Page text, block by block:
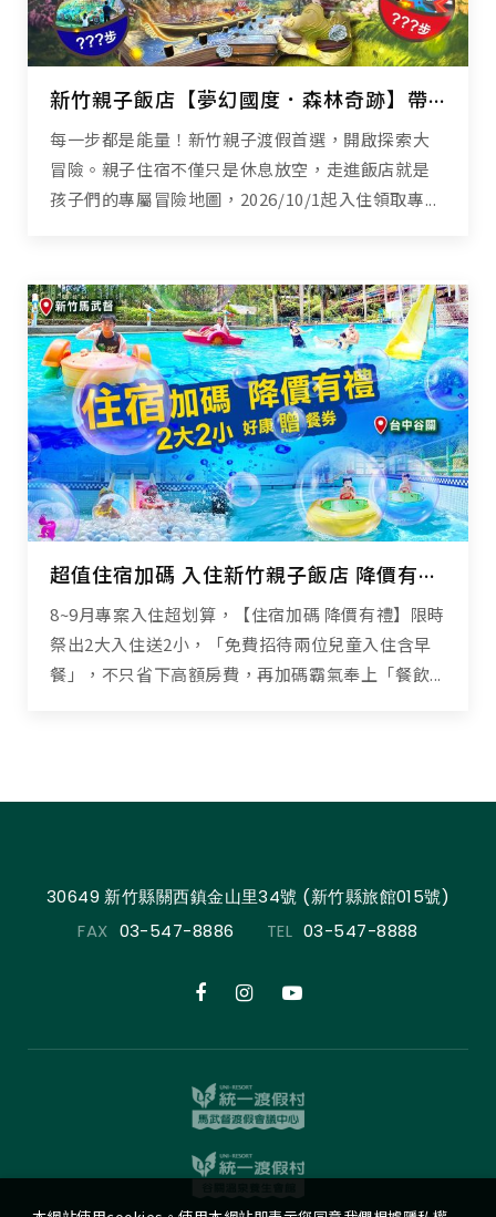
新竹親子飯店【夢幻國度．森林奇跡】帶孩子漫步山林、設施闖關抽奇跡扭蛋！
每一步都是能量！新竹親子渡假首選，開啟探索大
冒險。親子住宿不僅只是休息放空，走進飯店就是
孩子們的專屬冒險地圖，2026/10/1起入住領取專...
超值住宿加碼 入住新竹親子飯店 降價有禮高CP享受
8~9月專案入住超划算，【住宿加碼 降價有禮】限時
祭出2大入住送2小，「免費招待兩位兒童入住含早
餐」，不只省下高額房費，再加碼霸氣奉上「餐飲...
30649 新竹縣關西鎮金山里34號 (新竹縣旅館015號)
FAX 03-547-8886 TEL 03-547-8888